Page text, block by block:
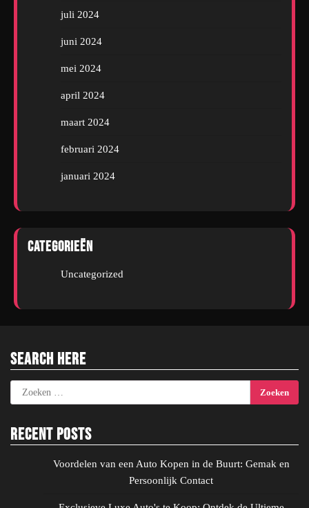
juli 2024
juni 2024
mei 2024
april 2024
maart 2024
februari 2024
januari 2024
Categorieën
Uncategorized
Search Here
Zoeken
naar:
Recent Posts
Voordelen van een Auto Kopen in de Buurt: Gemak en
Persoonlijk Contact